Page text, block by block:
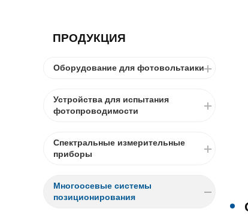
ПРОДУКЦИЯ
Оборудование для фотовольтаики
Устройства для испытания
фотопроводимости
Спектральные измерительные
приборы
Многоосевые системы
позиционирования